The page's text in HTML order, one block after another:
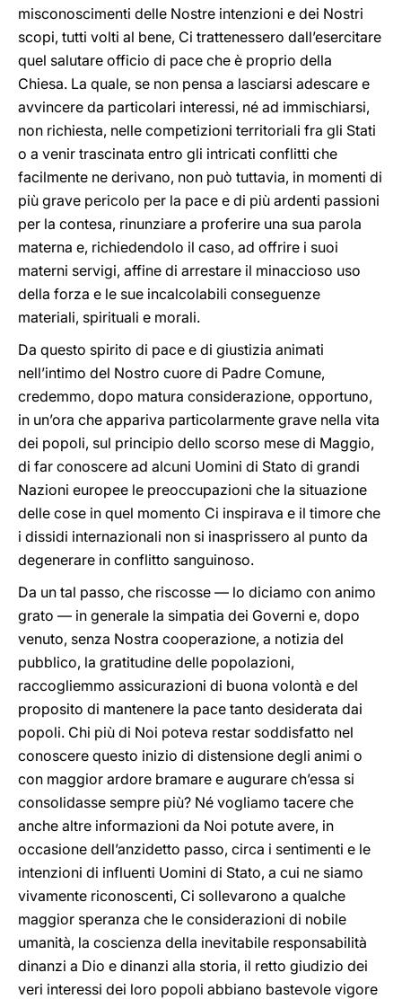
misconoscimenti delle Nostre intenzioni e dei Nostri
scopi, tutti volti al bene, Ci trattenessero dall’esercitare
quel salutare officio di pace che è proprio della
Chiesa. La quale, se non pensa a lasciarsi adescare e
avvincere da particolari interessi, né ad immischiarsi,
non richiesta, nelle competizioni territoriali fra gli Stati
o a venir trascinata entro gli intricati conflitti che
facilmente ne derivano, non può tuttavia, in momenti di
più grave pericolo per la pace e di più ardenti passioni
per la contesa, rinunziare a proferire una sua parola
materna e, richiedendolo il caso, ad offrire i suoi
materni servigi, affine di arrestare il minaccioso uso
della forza e le sue incalcolabili conseguenze
materiali, spirituali e morali.
Da questo spirito di pace e di giustizia animati
nell’intimo del Nostro cuore di Padre Comune,
credemmo, dopo matura considerazione, opportuno,
in un’ora che appariva particolarmente grave nella vita
dei popoli, sul principio dello scorso mese di Maggio,
di far conoscere ad alcuni Uomini di Stato di grandi
Nazioni europee le preoccupazioni che la situazione
delle cose in quel momento Ci inspirava e il timore che
i dissidi internazionali non si inasprissero al punto da
degenerare in conflitto sanguinoso.
Da un tal passo, che riscosse — lo diciamo con animo
grato — in generale la simpatia dei Governi e, dopo
venuto, senza Nostra cooperazione, a notizia del
pubblico, la gratitudine delle popolazioni,
raccogliemmo assicurazioni di buona volontà e del
proposito di mantenere la pace tanto desiderata dai
popoli. Chi più di Noi poteva restar soddisfatto nel
conoscere questo inizio di distensione degli animi o
con maggior ardore bramare e augurare ch’essa si
consolidasse sempre più? Né vogliamo tacere che
anche altre informazioni da Noi potute avere, in
occasione dell’anzidetto passo, circa i sentimenti e le
intenzioni di influenti Uomini di Stato, a cui ne siamo
vivamente riconoscenti, Ci sollevarono a qualche
maggior speranza che le considerazioni di nobile
umanità, la coscienza della inevitabile responsabilità
dinanzi a Dio e dinanzi alla storia, il retto giudizio dei
veri interessi dei loro popoli abbiano bastevole vigore